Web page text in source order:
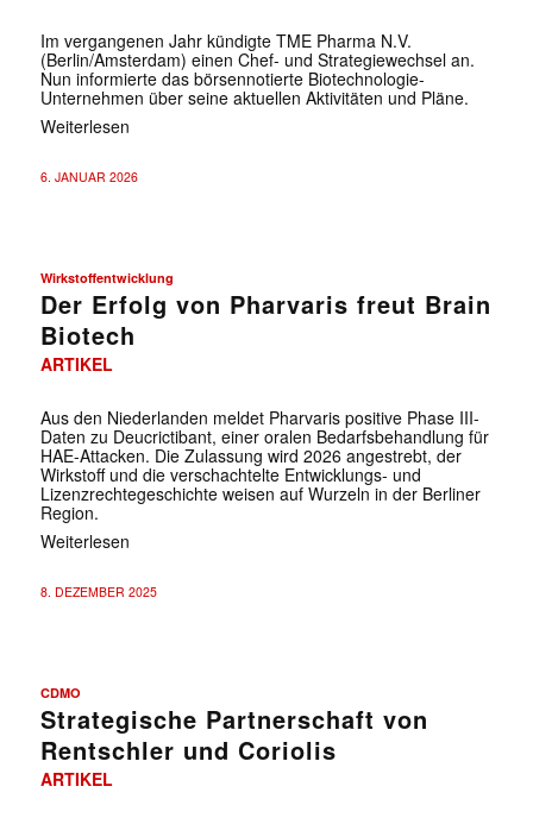
Im vergangenen Jahr kündigte TME Pharma N.V.
(Berlin/Amsterdam) einen Chef- und Strategiewechsel an.
Nun informierte das börsennotierte Biotechnologie-
Unternehmen über seine aktuellen Aktivitäten und Pläne.
Weiterlesen
6. JANUAR 2026
Wirkstoffentwicklung
Der Erfolg von Pharvaris freut Brain
Biotech
ARTIKEL
Aus den Niederlanden meldet Pharvaris positive Phase III-
Daten zu Deucrictibant, einer oralen Bedarfsbehandlung für
HAE-Attacken. Die Zulassung wird 2026 angestrebt, der
Wirkstoff und die verschachtelte Entwicklungs- und
Lizenzrechtegeschichte weisen auf Wurzeln in der Berliner
Region.
Weiterlesen
8. DEZEMBER 2025
CDMO
Strategische Partnerschaft von
Rentschler und Coriolis
ARTIKEL